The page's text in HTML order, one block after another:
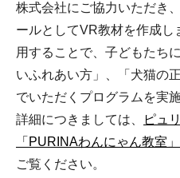
株式会社にご協力いただき
ールとしてVR教材を作成
用することで、子どもたち
いふれあい方」、「犬猫の
でいただくプログラムを実施
詳細につきましては、
ピュ
「PURINAわんにゃん教室
ご覧ください。